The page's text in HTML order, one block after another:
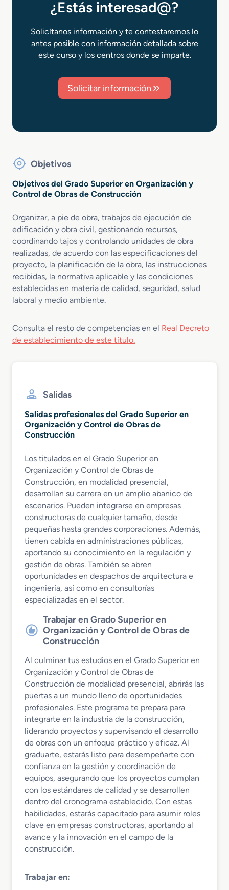
¿Estás interesad@?
Solicítanos información y te contestaremos lo
antes posible con información detallada sobre
este curso y los centros donde se imparte.
Solicitar información
Objetivos
Objetivos del Grado Superior en Organización y
Control de Obras de Construcción
Organizar, a pie de obra, trabajos de ejecución de
edificación y obra civil, gestionando recursos,
coordinando tajos y controlando unidades de obra
realizadas, de acuerdo con las especificaciones del
proyecto, la planificación de la obra, las instrucciones
recibidas, la normativa aplicable y las condiciones
establecidas en materia de calidad, seguridad, salud
laboral y medio ambiente.
Consulta el resto de competencias en el Real Decreto
de establecimiento de este título.
Salidas
Salidas profesionales del Grado Superior en
Organización y Control de Obras de
Construcción
Los titulados en el Grado Superior en
Organización y Control de Obras de
Construcción, en modalidad presencial,
desarrollan su carrera en un amplio abanico de
escenarios. Pueden integrarse en empresas
constructoras de cualquier tamaño, desde
pequeñas hasta grandes corporaciones. Además,
tienen cabida en administraciones públicas,
aportando su conocimiento en la regulación y
gestión de obras. También se abren
oportunidades en despachos de arquitectura e
ingeniería, así como en consultorías
especializadas en el sector.
Trabajar en Grado Superior en
Organización y Control de Obras de
Construcción
Al culminar tus estudios en el Grado Superior en
Organización y Control de Obras de
Construcción de modalidad presencial, abrirás las
puertas a un mundo lleno de oportunidades
profesionales. Este programa te prepara para
integrarte en la industria de la construcción,
liderando proyectos y supervisando el desarrollo
de obras con un enfoque práctico y eficaz. Al
graduarte, estarás listo para desempeñarte con
confianza en la gestión y coordinación de
equipos, asegurando que los proyectos cumplan
con los estándares de calidad y se desarrollen
dentro del cronograma establecido. Con estas
habilidades, estarás capacitado para asumir roles
clave en empresas constructoras, aportando al
avance y la innovación en el campo de la
construcción.
Trabajar en: